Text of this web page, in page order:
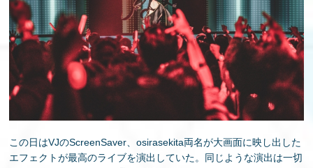
この日はVJのScreenSaver、osirasekita両名が大画面に映し出した
エフェクトが最高のライブを演出していた。同じような演出は一切